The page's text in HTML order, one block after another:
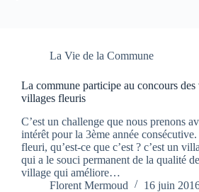
La Vie de la Commune
La commune participe au concours des
villages fleuris
C’est un challenge que nous prenons
intérêt pour la 3ème année
fleuri, qu’est-ce que c’est ? c’est un
qui a le souci permanent de la qualité
village qui améliore…
Florent Mermoud
16 juin